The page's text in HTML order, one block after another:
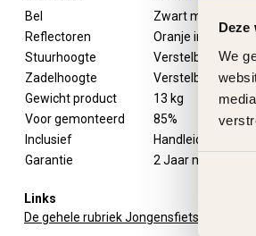
Deze
We
Bel
Zwart metaal
Reflectoren
Oranje in beide
Stuurhoogte
Verstelbaar
Zadelhoogte
Verstelbaar
Gewicht product
13 kg
Voor gemonteerd
85%
Inclusief
Handleiding
Garantie
2 Jaar m.u.v.
Links
De gehele rubriek Jongensfiets 18 Inch